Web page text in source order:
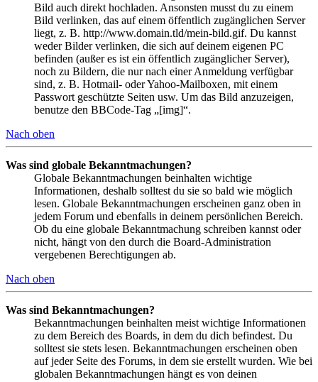
Bild auch direkt hochladen. Ansonsten musst du zu einem
Bild verlinken, das auf einem öffentlich zugänglichen Server
liegt, z. B. http://www.domain.tld/mein-bild.gif. Du kannst
weder Bilder verlinken, die sich auf deinem eigenen PC
befinden (außer es ist ein öffentlich zugänglicher Server),
noch zu Bildern, die nur nach einer Anmeldung verfügbar
sind, z. B. Hotmail- oder Yahoo-Mailboxen, mit einem
Passwort geschützte Seiten usw. Um das Bild anzuzeigen,
benutze den BBCode-Tag „[img]“.
Nach oben
Was sind globale Bekanntmachungen?
Globale Bekanntmachungen beinhalten wichtige
Informationen, deshalb solltest du sie so bald wie möglich
lesen. Globale Bekanntmachungen erscheinen ganz oben in
jedem Forum und ebenfalls in deinem persönlichen Bereich.
Ob du eine globale Bekanntmachung schreiben kannst oder
nicht, hängt von den durch die Board-Administration
vergebenen Berechtigungen ab.
Nach oben
Was sind Bekanntmachungen?
Bekanntmachungen beinhalten meist wichtige Informationen
zu dem Bereich des Boards, in dem du dich befindest. Du
solltest sie stets lesen. Bekanntmachungen erscheinen oben
auf jeder Seite des Forums, in dem sie erstellt wurden. Wie bei
globalen Bekanntmachungen hängt es von deinen